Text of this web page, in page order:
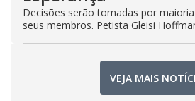
Decisões serão tomadas por
seus membros. Petista Gleisi
VEJA MAIS